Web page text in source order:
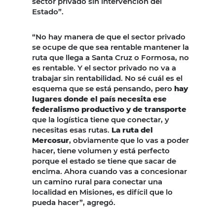
Estado”.
“No hay manera de que el sector privado
se ocupe de que sea rentable mantener la
ruta que llega a Santa Cruz o Formosa, no
es rentable. Y el sector privado no va a
trabajar sin rentabilidad. No sé cuál es el
esquema que se está pensando, pero hay
lugares donde el país necesita ese
federalismo productivo y de transporte
que la logística tiene que conectar, y
necesitas esas rutas. La ruta del
Mercosur, obviamente que lo vas a poder
hacer, tiene volumen y está perfecto
porque el estado se tiene que sacar de
encima. Ahora cuando vas a concesionar
un camino rural para conectar una
localidad en Misiones, es difícil que lo
pueda hacer”, agregó.